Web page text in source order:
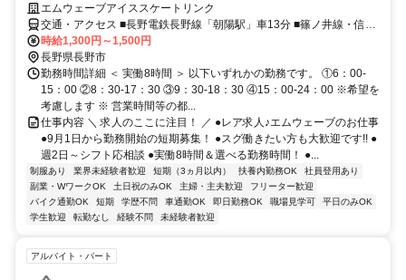
エムウェーブアイススケートリンク
交通・アクセス ■長野電鉄長野線「朝陽駅」車13分 ■篠ノ井線・信越
本線「長野駅」車15分
時給1,300円～1,500円
長野県長野市
勤務時間詳細 ＜ 実働8時間 ＞ 以下いずれかの勤務です。 ①6：00-
15：00 ②8：30-17：30 ③9：30-18：30 ④15：00-24：00 ※希望を
考慮します ※ 営業時間等の都...
仕事内容 ＼ 求人のここに注目！ ／ ●レア求人♪エムウェーブのお仕事
●9月1日から勤務開始の短期募集！ ●スグ働きたい方も大歓迎です!! ●
週2日～シフト応相談 ●実働8時間＆選べる勤務時間！ ●...
制服あり 業界未経験者歓迎 短期（3ヵ月以内） 扶養内勤務OK
社員登用あり
副業・WワークOK
土日祝のみOK 主婦・主夫歓迎
フリーター歓迎
バイク通勤OK
短期 学歴不問 車通勤OK 即日勤務OK 職場見学可
平日のみOK
学生歓迎
転勤なし 経験不問 未経験者歓迎
アルバイト・パート